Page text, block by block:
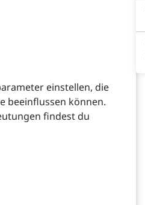
einstellen, die
beeinflussen können.
findest du